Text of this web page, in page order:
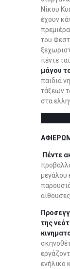
Νίκου
έχουν
του
πέντε
μάγου
παιδιά
τάξεων
στα
Πέντε
μεγάλου
της
ενήλικο